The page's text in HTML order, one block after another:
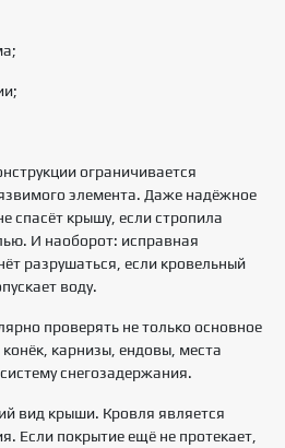
ограничивается
элемента. Даже надёжное
спасёт крышу, если стропила
И наоборот: исправная
разрушаться, если кровельный
воду.
проверять не только основное
карнизы, ендовы, места
снегозадержания.
вид крыши. Кровля является
Если покрытие ещё не протекает,